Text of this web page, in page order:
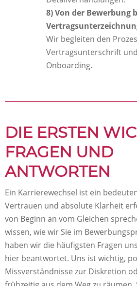
8) Von der Bewerbung
Wir begleiten den
Vertragsunterschrift
Onboarding.
DIE ERSTEN
FRAGEN UND
ANTWORTEN
Ein Karrierewechsel ist ein
Vertrauen und absolute Klarheit
von Beginn an vom Gleichen
wissen, wie wir Sie im
haben wir die häufigsten Fragen
hier beantwortet. Uns ist wichtig,
Missverständnisse zur Diskretion